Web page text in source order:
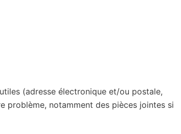
(adresse électronique et/ou postale,
problème, notamment des pièces jointes si